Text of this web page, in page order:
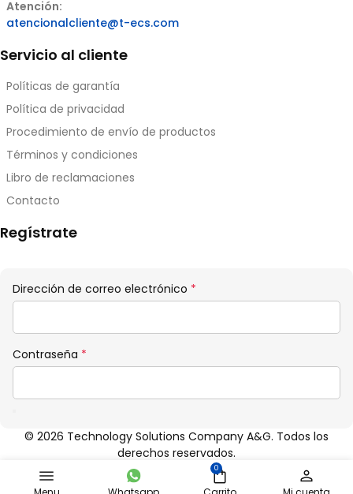
Atención:
atencionalcliente@t-ecs.com
Servicio al cliente
Políticas de garantía
Política de privacidad
Procedimiento de envío de productos
Términos y condiciones
Libro de reclamaciones
Contacto
Regístrate
Dirección de correo electrónico *
Contraseña *
© 2026 Technology Solutions Company A&G. Todos los
derechos reservados.
0